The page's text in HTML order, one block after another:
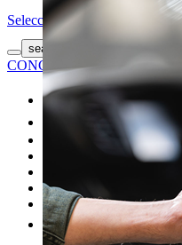
Selecciona otra ciudad
search button - icon
CONCESIONARIO
Coches nuevos
Coches de segunda mano
Nuestras promociones
Nuestras marcas
Tasar coche gratis
Otros